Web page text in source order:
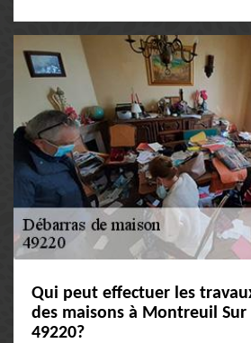
Qui peut effectuer les
des maisons à Montreuil
49220?